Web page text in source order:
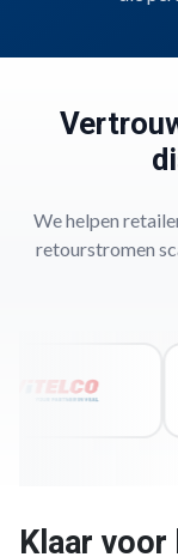
We helpen
retourstromen
Klaar